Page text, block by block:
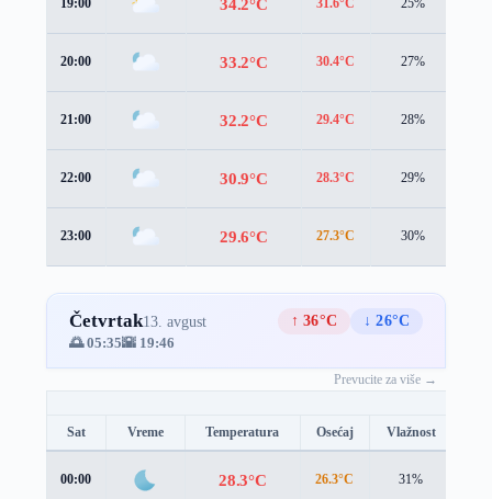
20:00 33.2°C 30.4°C 27%
21:00 32.2°C 29.4°C 28%
22:00 30.9°C 28.3°C 29%
23:00 29.6°C 27.3°C 30%
Četvrtak13. avgust ↑ 36°C
↓ 26°C
🌅 05:35🌇 19:46
Prevucite za više →
Sat Vreme Temperatura Osećaj Vlažnost
00:00 28.3°C 26.3°C 31%